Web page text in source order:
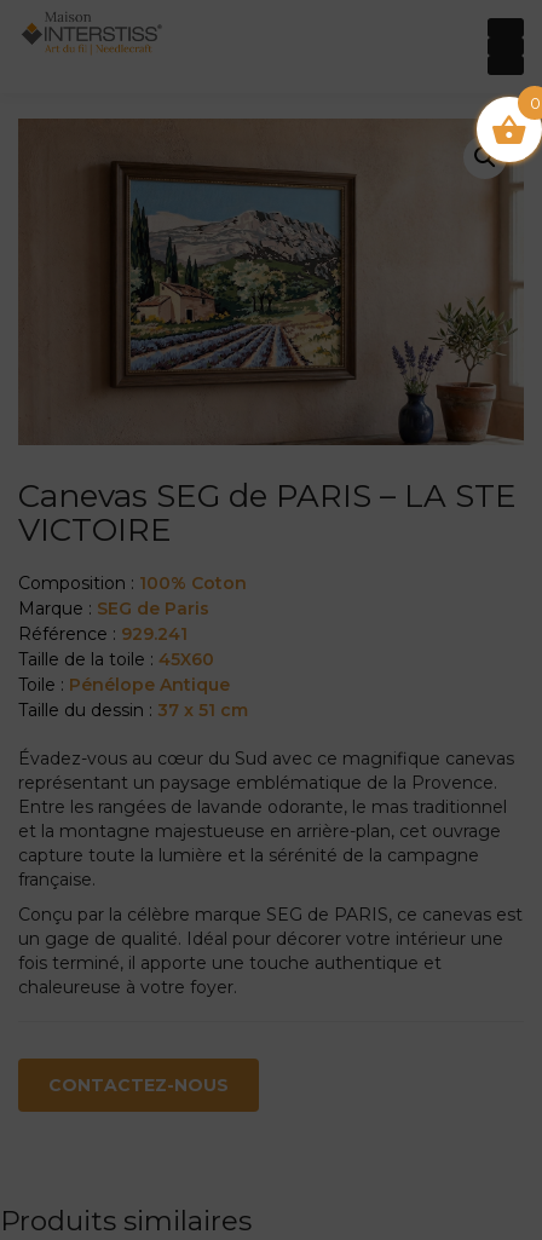
Canevas SEG de PARIS – LA STE
VICTOIRE
Composition : 100% Coton
Marque : SEG de Paris
Référence : 929.241
Taille de la toile : 45X60
Toile : Pénélope Antique
Taille du dessin : 37 x 51 cm
Évadez-vous au cœur du Sud avec ce magnifique canevas
représentant un paysage emblématique de la Provence.
Entre les rangées de lavande odorante, le mas traditionnel
et la montagne majestueuse en arrière-plan, cet ouvrage
capture toute la lumière et la sérénité de la campagne
française.
Conçu par la célèbre marque SEG de PARIS, ce canevas est
un gage de qualité. Idéal pour décorer votre intérieur une
fois terminé, il apporte une touche authentique et
chaleureuse à votre foyer.
CONTACTEZ-NOUS
Produits similaires
0